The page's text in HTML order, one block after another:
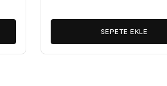
₺55,00.fiyat:
₺45,00.
SEPETE EKLE